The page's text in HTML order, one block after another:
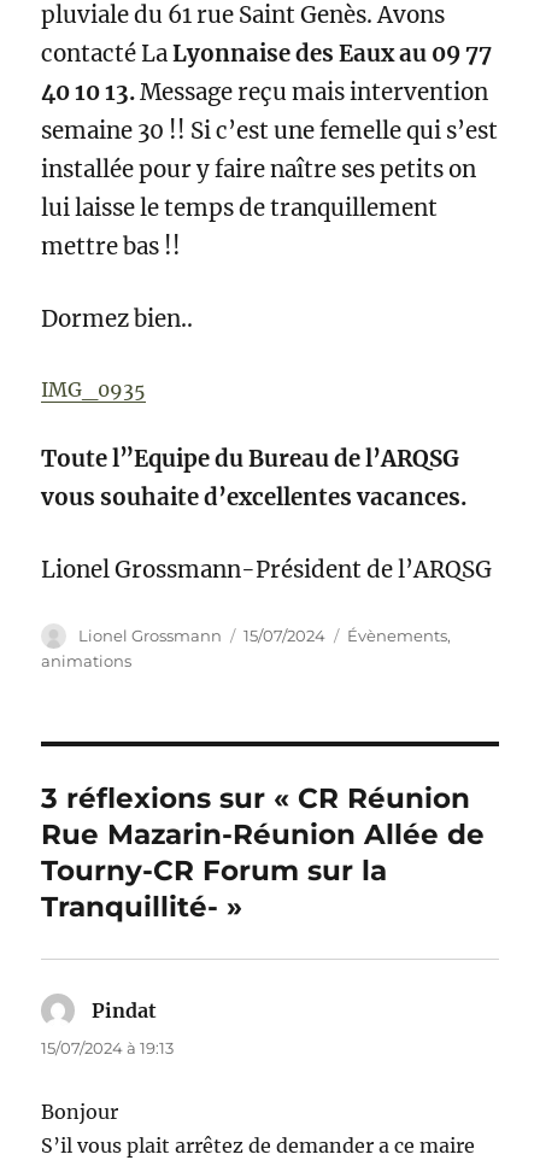
pluviale du 61 rue Saint Genès. Avons
contacté LaLyonnaise des Eaux au 09 77
40 10 13.Message reçu mais intervention
semaine 30 !! Si c’est une femelle qui s’est
installée pour y faire naître ses petits on
lui laisse le temps de tranquillement
mettre bas !!
Dormez bien..
IMG_0935
Toute l”Equipe du Bureau de l’ARQSG
vous souhaite d’excellentes vacances.
Lionel Grossmann-Président de l’ARQSG
Auteur
Lionel Grossmann
Publié
15/07/2024 Catégories
Évènements,
animations
3 réflexions sur « CR Réunion
Rue Mazarin-Réunion Allée de
Tourny-CR Forum sur la
Tranquillité- »
Pindat
15/07/2024 à 19:13
Bonjour
S’il vous plait arrêtez de demander a ce maire